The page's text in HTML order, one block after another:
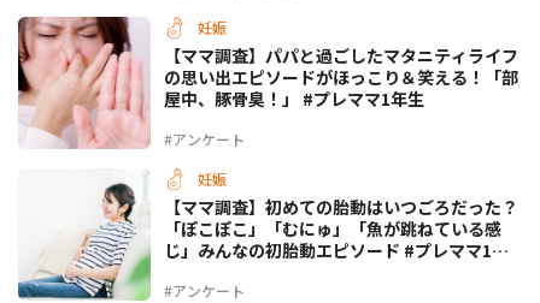
妊娠
#アンケート
【ママ調査】パパと過ごしたマタニティライフ
の思い出エピソードがほっこり＆笑える！「部
屋中、豚骨臭！」 #プレママ1年生
妊娠
#アンケート
【ママ調査】初めての胎動はいつごろだった？
「ぽこぽこ」「むにゅ」「魚が跳ねている感
じ」みんなの初胎動エピソード #プレママ1年